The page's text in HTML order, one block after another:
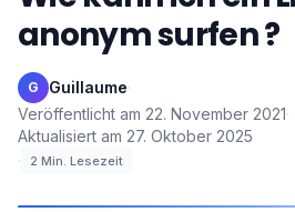
anonym surfen ?
G Guillaume·
Veröffentlicht am 22. November 2021·
Aktualisiert am 27. Oktober 2025
·
2 Min. Lesezeit